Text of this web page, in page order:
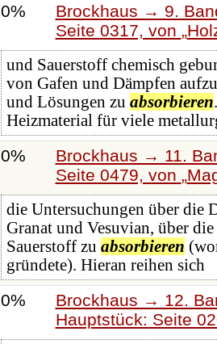
0%
Brockhaus → 9.
Seite 0317, von
und Sauerstoff chemisch
von Gafen und Dämpfen
und Lösungen zu absorbieren
Heizmaterial für viele
0%
Brockhaus → 11.
Seite 0479, von
die Untersuchungen über die
Granat und Vesuvian, über
Sauerstoff zu absorbieren
gründete). Hieran reihen sich
0%
Brockhaus → 12.
Hauptstück: Seite